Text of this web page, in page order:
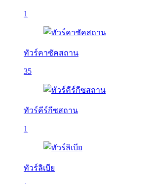
1
ทัวร์คาซัคสถาน
35
ทัวร์คีร์กีซสถาน
1
ทัวร์ลิเบีย